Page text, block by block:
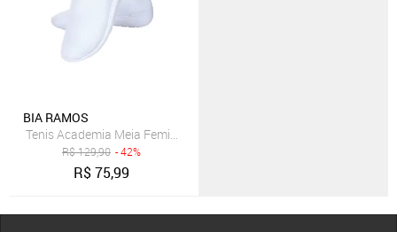
BIA RAMOS
Tenis Academia Meia Feminino Sem Cadarço Leve Confortavel
R$129,90 - 42%
R$75,99